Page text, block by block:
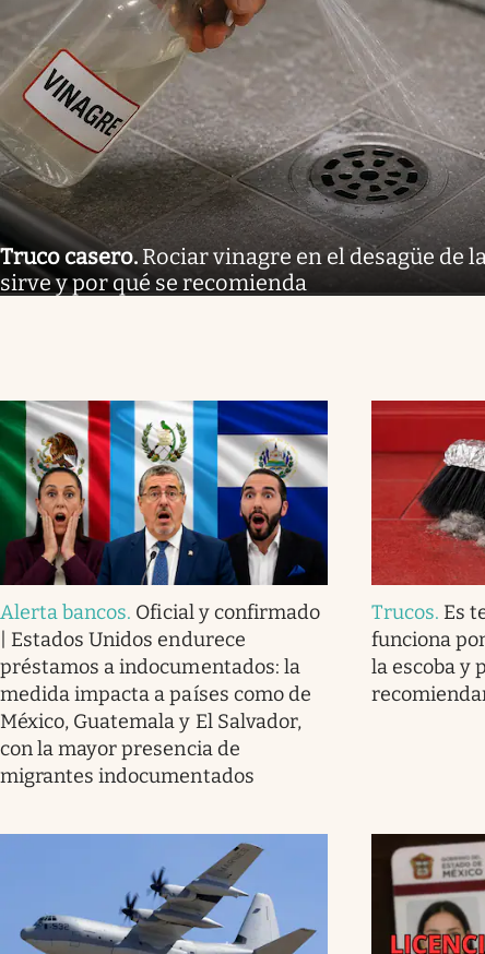
Truco casero. Rociar vinagre en el desagüe de
sirve y por qué se recomienda
Alerta bancos. Oficial y confirmado
| Estados Unidos endurece
préstamos a indocumentados: la
medida impacta a países como de
México, Guatemala y El Salvador,
con la mayor presencia de
migrantes indocumentados
Trucos. Es
funciona
la escoba y